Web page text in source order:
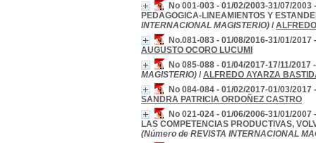
No 001-003 - 01/02/2003-31/07/2003
PEDAGOGICA-LINEAMIENTOS Y
INTERNACIONAL MAGISTERIO) /
No.081-083 - 01/08/2016-31/01/2017
AUGUSTO OCORO LUCUMI
No 085-088 - 01/04/2017-17/11/2017
MAGISTERIO) / ALFREDO AYARZA
No 084-084 - 01/02/2017-01/03/2017
SANDRA PATRICIA ORDOÑEZ CASTRO
No 021-024 - 01/06/2006-31/01/2007
LAS COMPETENCIAS PRODUCTIVAS,
(Número de REVISTA INTERNACIONAL